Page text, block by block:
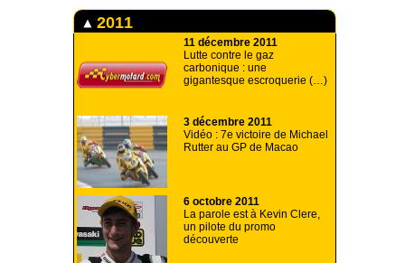
2011
11 décembre 2011
Lutte contre le gaz
carbonique : une
gigantesque escroquerie (…)
3 décembre 2011
Vidéo : 7e victoire de Michael
Rutter au GP de Macao
6 octobre 2011
La parole est à Kevin Clere,
un pilote du promo
découverte